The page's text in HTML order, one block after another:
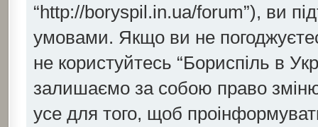
“http://boryspil.in.ua/forum”), ви
умовами. Якщо ви не
не користуйтесь “Бориспіль в
залишаємо за собою право
усе для того, щоб